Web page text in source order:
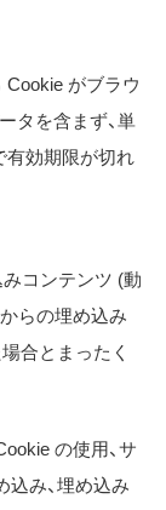
Cookie がブラウ
タを含まず、単
有効期限が切れ
コンテンツ (動
らの埋め込み
合とまったく
の使用、サ
み、埋め込み